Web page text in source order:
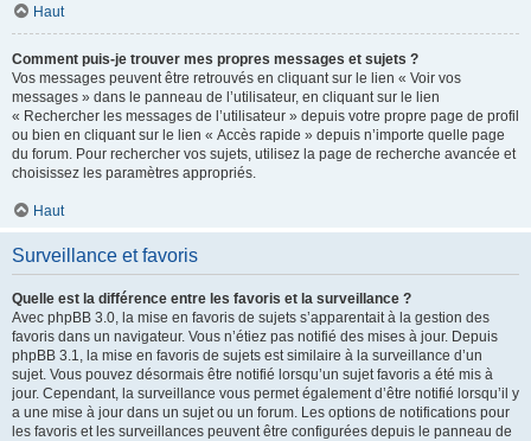
Haut
Comment puis-je trouver mes propres messages et sujets ?
Vos messages peuvent être retrouvés en cliquant sur le lien « Voir vos
messages » dans le panneau de l’utilisateur, en cliquant sur le lien
« Rechercher les messages de l’utilisateur » depuis votre propre page de profil
ou bien en cliquant sur le lien « Accès rapide » depuis n’importe quelle page
du forum. Pour rechercher vos sujets, utilisez la page de recherche avancée et
choisissez les paramètres appropriés.
Haut
Surveillance et favoris
Quelle est la différence entre les favoris et la surveillance ?
Avec phpBB 3.0, la mise en favoris de sujets s’apparentait à la gestion des
favoris dans un navigateur. Vous n’étiez pas notifié des mises à jour. Depuis
phpBB 3.1, la mise en favoris de sujets est similaire à la surveillance d’un
sujet. Vous pouvez désormais être notifié lorsqu’un sujet favoris a été mis à
jour. Cependant, la surveillance vous permet également d’être notifié lorsqu’il y
a une mise à jour dans un sujet ou un forum. Les options de notifications pour
les favoris et les surveillances peuvent être configurées depuis le panneau de